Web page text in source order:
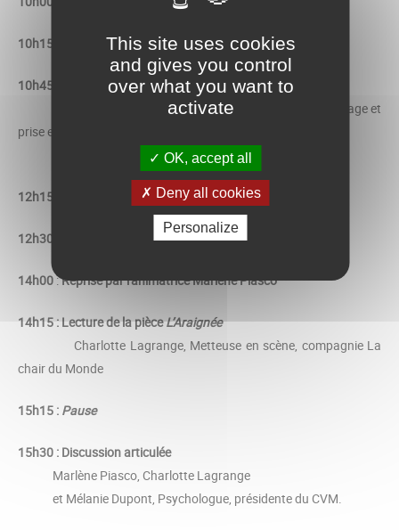
10h15
10h45 : Conférence
Hélène Romano, Docteur en psychopathologie, repérage et
prise en charge
et prévention du traumatisme vicariant
12h15 Questions du public
12h30
14h00:Reprise par l'animatrice Marlène Piasco
14h15 : Lecture de la pièceL’Araignée
Charlotte Lagrange, Metteuse en scène, compagnie La
chair du Monde
15h15 : Pause
15h30 : Discussion articulée
Marlène Piasco, Charlotte Lagrange
et Mélanie Dupont, Psychologue, présidente du CVM.
This site uses cookies
and gives you control
over what you want to
activate
OK, accept all
Deny all cookies
Personalize